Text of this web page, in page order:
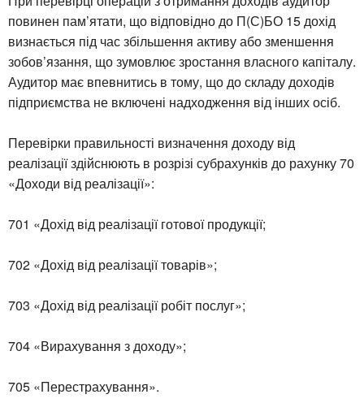
повинен пам’ятати, що відповідно до П(С)БО 15 дохід
визнається під час збільшення активу або зменшення
зобов’язання, що зумовлює зростання власного капіталу.
Аудитор має впевнитись в тому, що до складу доходів
підприємства не включені надходження від інших осіб.
Перевірки правильності визначення доходу від
реалізації здійснюють в розрізі субрахунків до рахунку 70
«Доходи від реалізації»:
701 «Дохід від реалізації готової продукції;
702 «Дохід від реалізації товарів»;
703 «Дохід від реалізації робіт послуг»;
704 «Вирахування з доходу»;
705 «Перестрахування».